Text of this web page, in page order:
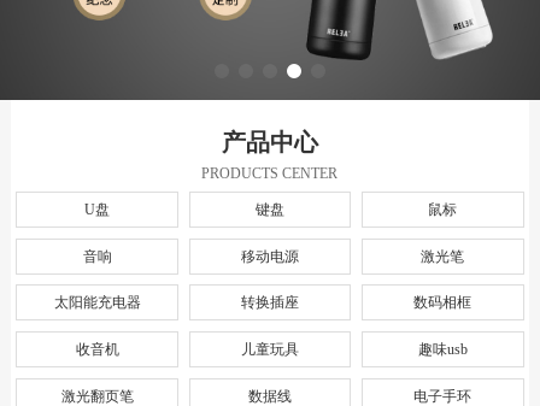
关于我们
联系我们
产品中心
PRODUCTS CENTER
U盘 键盘 鼠标
音响 移动电源 激光笔
太阳能充电器 转换插座 数码相框
收音机 儿童玩具 趣味usb
激光翻页笔 数据线 电子手环